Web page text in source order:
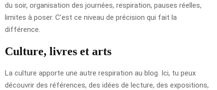
du soir, organisation des journées, respiration, pauses réelles,
limites à poser. C’est ce niveau de précision qui fait la
différence.
Culture, livres et arts
La culture apporte une autre respiration au blog. Ici, tu peux
découvrir des références, des idées de lecture, des expositions,